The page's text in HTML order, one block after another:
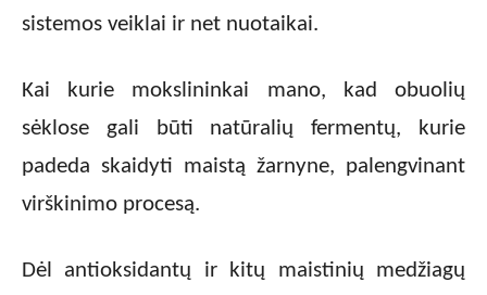
sistemos veiklai ir net nuotaikai.
Kai kurie mokslininkai mano, kad obuolių
sėklose gali būti natūralių fermentų, kurie
padeda skaidyti maistą žarnyne, palengvinant
virškinimo procesą.
Dėl antioksidantų ir kitų maistinių medžiagų